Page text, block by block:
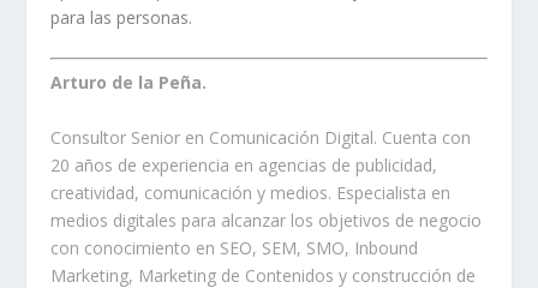
para las personas.
Arturo de la Peña.
Consultor Senior en Comunicación Digital. Cuenta con
20 años de experiencia en agencias de publicidad,
creatividad, comunicación y medios. Especialista en
medios digitales para alcanzar los objetivos de negocio
con conocimiento en SEO, SEM, SMO, Inbound
Marketing, Marketing de Contenidos y construcción de